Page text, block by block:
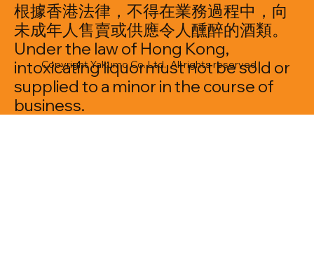
根據香港法律，不得在業務過程中，向
未成年人售賣或供應令人醺醉的酒類。
Under the law of Hong Kong,
intoxicating liquormust not be sold or
supplied to a minor in the course of
business.
Copyright Yakumo Co. Ltd. All rights reserved